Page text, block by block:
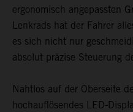
ergonomisch angepassten
Lenkrads hat der Fahrer
es sich nicht nur
absolut präzise Steuerung
Nahtlos auf der Oberseite
hochauflösendes LED-